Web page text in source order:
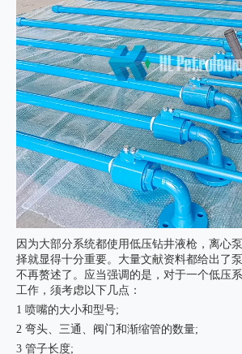
因为大部分系统都使用低压钻井液枪，离心
择就显得十分重要。大量文献资料都给出了
不再赘述了。应当强调的是，对于一个低压
工作，须考虑以下几点：
1 喷嘴的大小和型号;
2 弯头、三通、阀门和渐缩管的数量;
3 管子长度;